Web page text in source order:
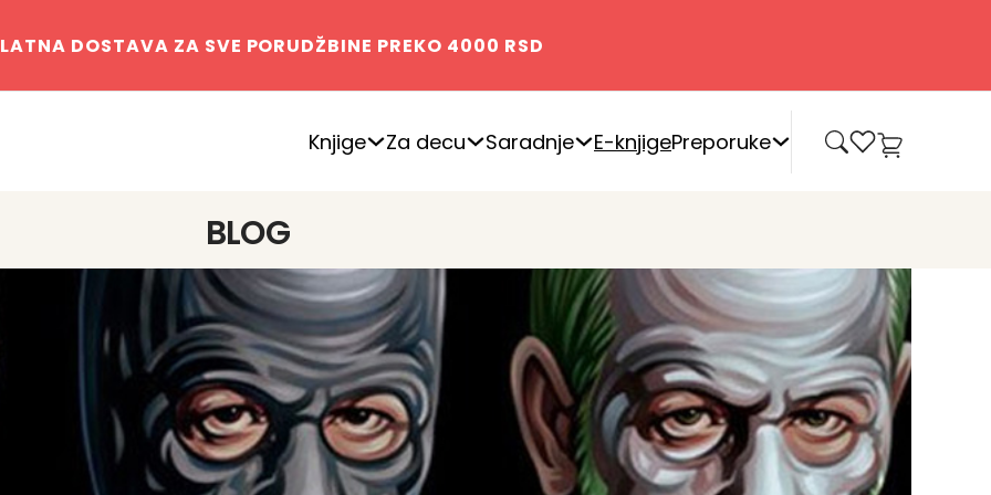
DOSTAVA ZA SVE PORUDŽBINE PREKO 4000 RSD
Knjige Za decu Saradnje E-knjigePreporuke
BLOG